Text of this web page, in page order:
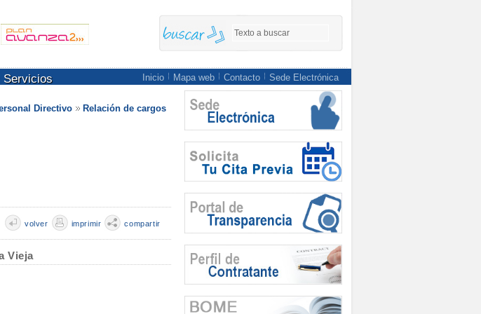
Servicios Inicio Mapa web Contacto Sede Electrónica
Directivo
Relación de cargos
volver imprimir compartir
Vieja